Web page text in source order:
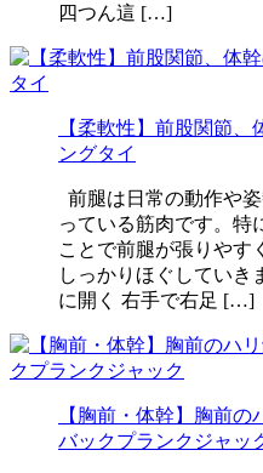
四つん這 […]
【柔軟性】前股関節
ングタイ
前腿は日常の動作や
っている筋肉です。特
ことで前腿が張りやす
しっかりほぐしてい
に開く 右手で右足 […]
【胸前・体幹】胸前の
バックプランクジャッ